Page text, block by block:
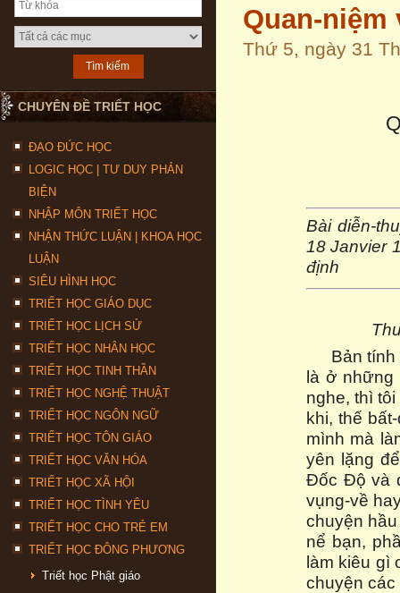
CHUYÊN ĐỀ TRIẾT HỌC
ĐẠO ĐỨC HỌC
LOGIC HỌC | TƯ DUY PHẢN
BIỆN
NHẬP MÔN TRIẾT HỌC
NHẬN THỨC LUẬN | KHOA HỌC
LUẬN
SIÊU HÌNH HỌC
TRIẾT HỌC GIÁO DỤC
TRIẾT HỌC LỊCH SỬ
TRIẾT HỌC NHÂN HỌC
TRIẾT HỌC TINH THẦN
TRIẾT HỌC NGHỆ THUẬT
TRIẾT HỌC NGÔN NGỮ
TRIẾT HỌC TÔN GIÁO
TRIẾT HỌC VĂN HÓA
TRIẾT HỌC XÃ HỘI
TRIẾT HỌC TÌNH YÊU
TRIẾT HỌC CHO TRẺ EM
TRIẾT HỌC ĐÔNG PHƯƠNG
Triết học Phật giáo
Quan-niệm
Thứ 5, ngày 31
Bài diễn-
18 Janvier
định
Bản
là ở những
nghe, thì
khi, thế
mình mà
yên lặng
Đốc Độ và
vụng-về
chuyện
nể bạn,
làm kiêu gì
chuyện các